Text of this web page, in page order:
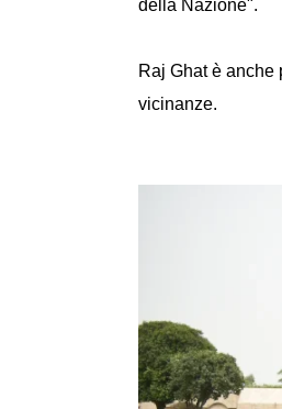
della Nazione".
Raj Ghat è
vicinanze.